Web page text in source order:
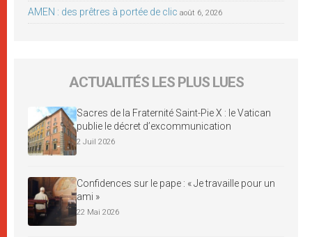
AMEN : des prêtres à portée de clic août 6, 2026
ACTUALITÉS LES PLUS LUES
Sacres de la Fraternité Saint-Pie X : le Vatican
publie le décret d’excommunication
2 Juil 2026
Confidences sur le pape : « Je travaille pour un
ami »
22 Mai 2026